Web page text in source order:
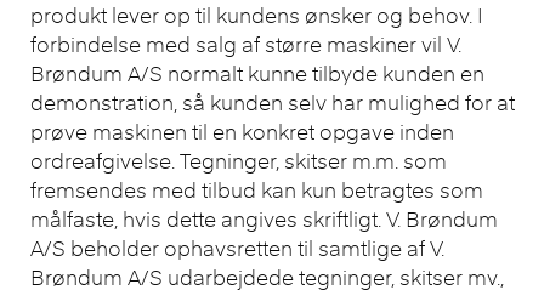
produkt lever op til kundens ønsker og behov. I
forbindelse med salg af større maskiner vil V.
Brøndum A/S normalt kunne tilbyde kunden en
demonstration, så kunden selv har mulighed for at
prøve maskinen til en konkret opgave inden
ordreafgivelse. Tegninger, skitser m.m. som
fremsendes med tilbud kan kun betragtes som
målfaste, hvis dette angives skriftligt. V. Brøndum
A/S beholder ophavsretten til samtlige af V.
Brøndum A/S udarbejdede tegninger, skitser mv.,